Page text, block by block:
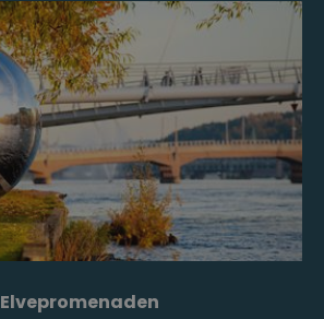
Elvepromenaden